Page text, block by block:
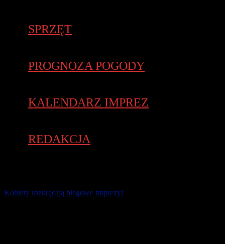
SPRZĘT
PROGNOZA POGODY
KALENDARZ IMPREZ
REDAKCJA
Kobiety rozkręcają biegowe imprezy!